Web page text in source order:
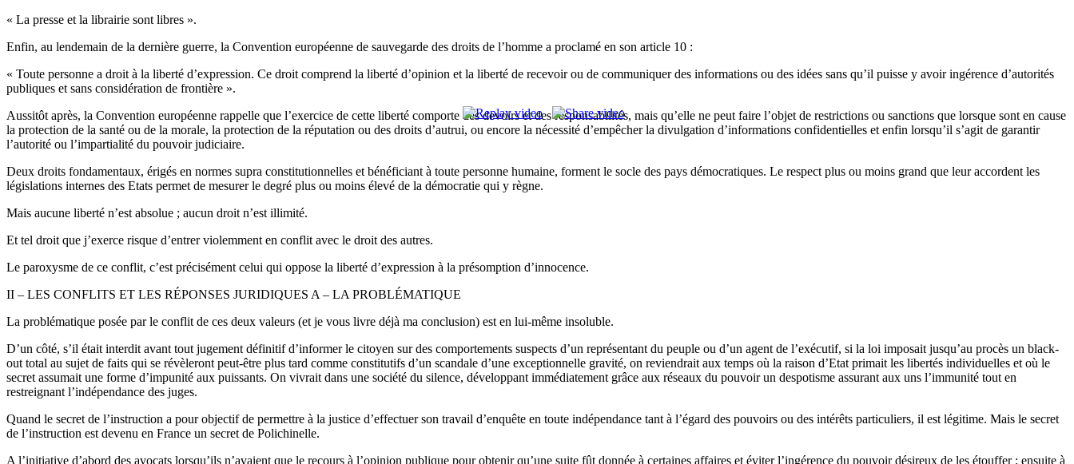
« La presse et la librairie sont libres ».
Enfin, au lendemain de la dernière guerre, la Convention européenne de sauvegarde des droits de l’homme a proclamé en son article 10 :
« Toute personne a droit à la liberté d’expression. Ce droit comprend la liberté d’opinion et la liberté de recevoir ou de communiquer des informations ou des idées sans qu’il puisse y avoir ingérence d’autorités
publiques et sans considération de frontière ».
Aussitôt après, la Convention européenne rappelle que l’exercice de cette liberté comporte des devoirs et des responsabilités, mais qu’elle ne peut faire l’objet de restrictions ou sanctions que lorsque sont en cause
la protection de la santé ou de la morale, la protection de la réputation ou des droits d’autrui, ou encore la nécessité d’empêcher la divulgation d’informations confidentielles et enfin lorsqu’il s’agit de garantir
l’autorité ou l’impartialité du pouvoir judiciaire.
Deux droits fondamentaux, érigés en normes supra constitutionnelles et bénéficiant à toute personne humaine, forment le socle des pays démocratiques. Le respect plus ou moins grand que leur accordent les
législations internes des Etats permet de mesurer le degré plus ou moins élevé de la démocratie qui y règne.
Mais aucune liberté n’est absolue ; aucun droit n’est illimité.
Et tel droit que j’exerce risque d’entrer violemment en conflit avec le droit des autres.
Le paroxysme de ce conflit, c’est précisément celui qui oppose la liberté d’expression à la présomption d’innocence.
II – LES CONFLITS ET LES RÉPONSES JURIDIQUES A – LA PROBLÉMATIQUE
La problématique posée par le conflit de ces deux valeurs (et je vous livre déjà ma conclusion) est en lui-même insoluble.
D’un côté, s’il était interdit avant tout jugement définitif d’informer le citoyen sur des comportements suspects d’un représentant du peuple ou d’un agent de l’exécutif, si la loi imposait jusqu’au procès un black-
out total au sujet de faits qui se révèleront peut-être plus tard comme constitutifs d’un scandale d’une exceptionnelle gravité, on reviendrait aux temps où la raison d’Etat primait les libertés individuelles et où le
secret assumait une forme d’impunité aux puissants. On vivrait dans une société du silence, développant immédiatement grâce aux réseaux du pouvoir un despotisme assurant aux uns l’immunité tout en
restreignant l’indépendance des juges.
Quand le secret de l’instruction a pour objectif de permettre à la justice d’effectuer son travail d’enquête en toute indépendance tant à l’égard des pouvoirs ou des intérêts particuliers, il est légitime. Mais le secret
de l’instruction est devenu en France un secret de Polichinelle.
A l’initiative d’abord des avocats lorsqu’ils n’avaient que le recours à l’opinion publique pour obtenir qu’une suite fût donnée à certaines affaires et éviter l’ingérence du pouvoir désireux de les étouffer ; ensuite à